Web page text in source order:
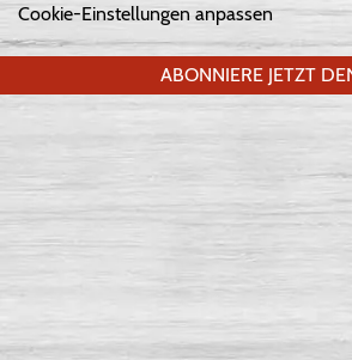
Cookie-Einstellungen anpassen
ABONNIERE JETZT